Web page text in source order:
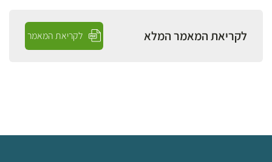
לקריאת המאמר המלא לקריאת המאמר